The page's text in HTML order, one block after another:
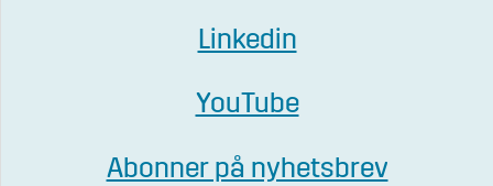
Linkedin
YouTube
Abonner på nyhetsbrev